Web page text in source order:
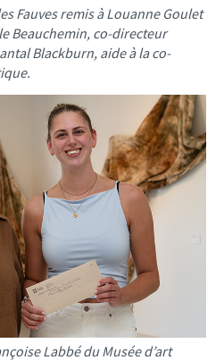
Fauves remis à Louanne Goulet
Beauchemin, co-directeur
Blackburn, aide à la co-
Labbé du Musée d’art